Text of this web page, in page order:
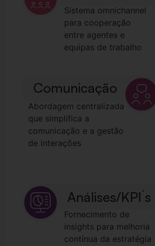
Sistema omnichannel
para cooperação
entre agentes e
equipas de trabalho
Comunicação
Abordagem centralizada
que simplifica a
comunicação e a gestão
de interações
Análises/KPI´s
Fornecimento de
insights para melhoria
contínua da estratégia